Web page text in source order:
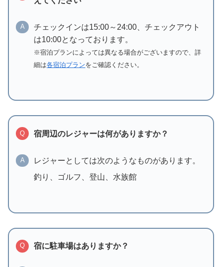
A
チェックインは15:00～24:00、チェックアウト
は10:00となっております。
※宿泊プランによっては異なる場合がございますので、詳
細は各宿泊プランをご確認ください。
Q 宿周辺のレジャーは何がありますか？
A
レジャーとしては次のようなものがあります。
釣り、ゴルフ、登山、水族館
Q 宿に駐車場はありますか？